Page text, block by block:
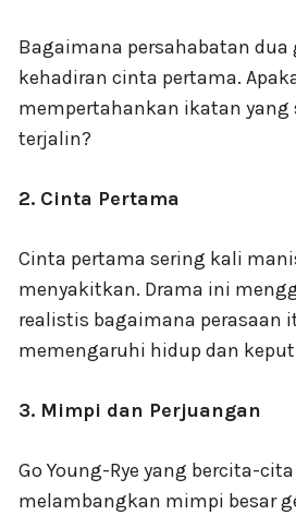
Bagaimana persahabatan dua
kehadiran cinta pertama.
mempertahankan ikatan yang
terjalin?
2. Cinta Pertama
Cinta pertama sering kali
menyakitkan. Drama ini
realistis bagaimana perasaan
memengaruhi hidup dan
3. Mimpi dan Perjuangan
Go Young-Rye yang bercita-
melambangkan mimpi besar